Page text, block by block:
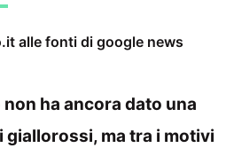
alle fonti di google news
ha ancora dato una
ma tra i motivi